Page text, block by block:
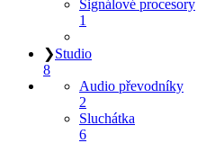
Signálové procesory
1
❯Studio
8
Audio převodníky
2
Sluchátka
6